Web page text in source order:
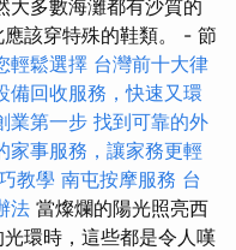
大多數海灘都有沙質的
該穿特殊的鞋類。 - 節
輕鬆選擇 台灣前十大律
備回收服務，快速又環
業第一步 找到可靠的外
家事服務，讓家務更輕
教學 南屯按摩服務 台
法 當燦爛的陽光照亮西
環時，這些都是令人嘆